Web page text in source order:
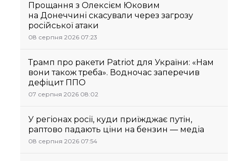
Прощання з Олексієм Юковим
на Донеччині скасували через загрозу
російської атаки
08 серпня 2026 07:23
Трамп про ракети Patriot для України: «Нам
вони також треба». Водночас заперечив
дефіцит ППО
07 серпня 2026 08:02
У регіонах росії, куди приїжджає путін,
раптово падають ціни на бензин — медіа
08 серпня 2026 07:54